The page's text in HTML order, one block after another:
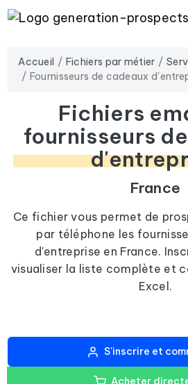
Accueil Fichiers par métier
Fournisseurs de cadeaux
Fichiers
fournisseurs
France
Ce fichier vous permet de
par téléphone les
d'entreprise en France.
visualiser la liste complète et
Excel.
S'inscrire et
Acheter